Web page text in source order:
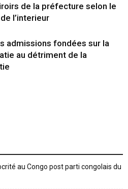
de la préfecture selon le
l’interieur
admissions fondées sur la
au détriment de la
au Congo post parti congolais du